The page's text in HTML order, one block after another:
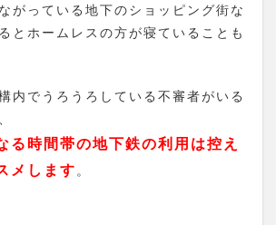
がっている地下のショッピング街な
とホームレスの方が寝ていることも
内でうろうろしている不審者がいる
る時間帯の地下鉄の利用は控え
メします 。